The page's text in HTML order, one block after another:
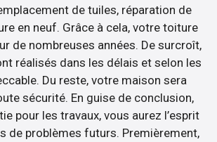
de tuiles, réparation de
en neuf. Grâce à cela, votre toiture
de nombreuses années. De surcroît,
réalisés dans les délais et selon les
Du reste, votre maison sera
sécurité. En guise de conclusion,
pour les travaux, vous aurez l’esprit
de problèmes futurs. Premièrement,